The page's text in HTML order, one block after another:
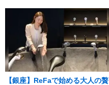
【銀座】ReFaで始める大人の贅